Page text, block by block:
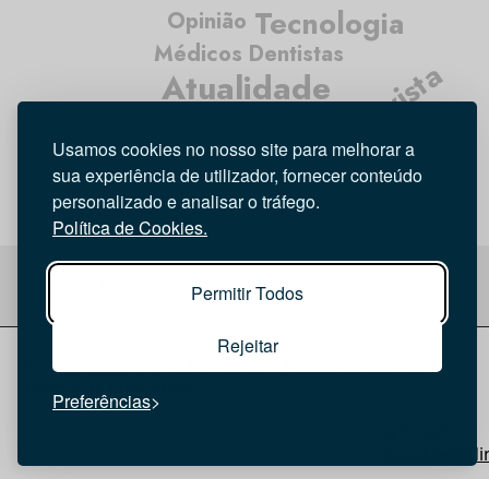
Usamos cookies no nosso site para melhorar a
sua experiência de utilizador, fornecer conteúdo
personalizado e analisar o tráfego.
Política de Cookies.
Permitir Todos
Rejeitar
Preferências
Atualidade
Médicos Dentistas
Higiene OralEntrevista
Opinião Tecnologia
Investigação
© 2026 Saúde Oral